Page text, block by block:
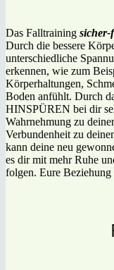
Das Falltraining sicher-
Durch die bessere
unterschiedliche
erkennen, wie zum
Körperhaltungen,
Boden anfühlt. Durch
HINSPÜREN bei dir
Wahrnehmung zu
Verbundenheit zu
kann deine neu
es dir mit mehr Ruhe
folgen. Eure